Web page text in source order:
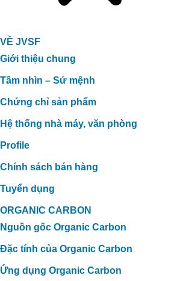
VỀ JVSF
Giới thiệu chung
Tầm nhìn – Sứ mệnh
Chứng chỉ sản phẩm
Hệ thống nhà máy, văn phòng
Profile
Chính sách bán hàng
Tuyển dụng
ORGANIC CARBON
Nguồn gốc Organic Carbon
Đặc tính của Organic Carbon
Ứng dụng Organic Carbon